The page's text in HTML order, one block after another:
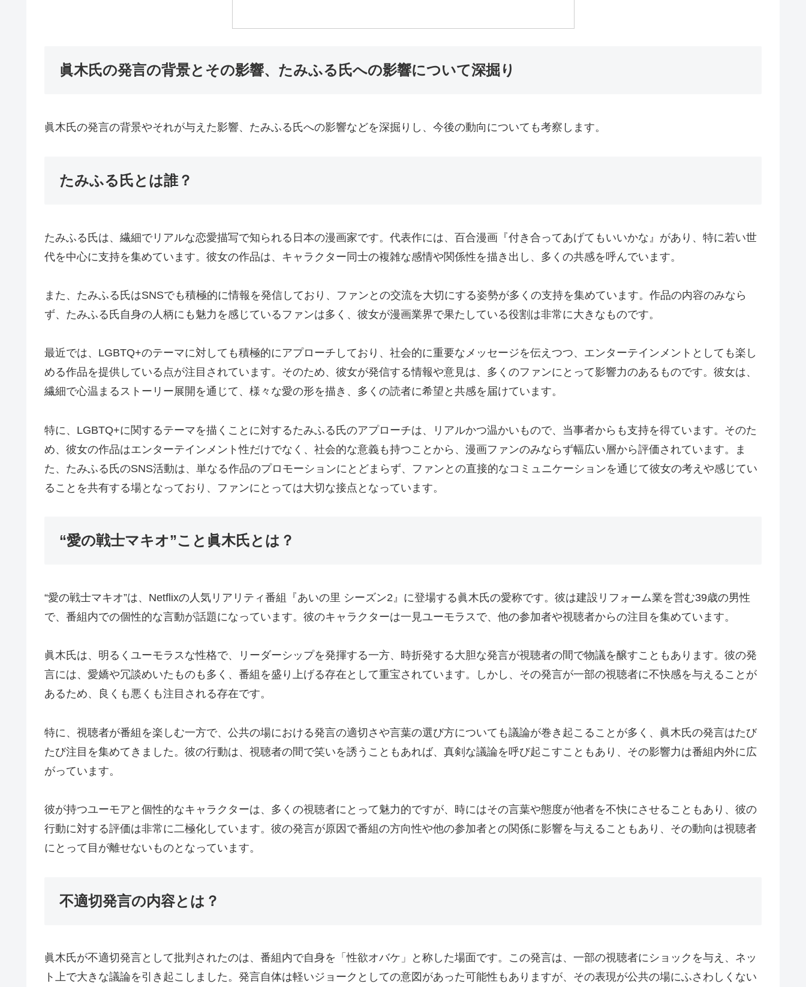
眞木氏の発言の背景とその影響、たみふる氏への影響について深掘り
眞木氏の発言の背景やそれが与えた影響、たみふる氏への影響などを深掘りし、今後の動向についても考察します。
たみふる氏とは誰？
たみふる氏は、繊細でリアルな恋愛描写で知られる日本の漫画家です。代表作には、百合漫画『付き合ってあげてもいいかな』があり、特に若い世
代を中心に支持を集めています。彼女の作品は、キャラクター同士の複雑な感情や関係性を描き出し、多くの共感を呼んでいます。
また、たみふる氏はSNSでも積極的に情報を発信しており、ファンとの交流を大切にする姿勢が多くの支持を集めています。作品の内容のみなら
ず、たみふる氏自身の人柄にも魅力を感じているファンは多く、彼女が漫画業界で果たしている役割は非常に大きなものです。
最近では、LGBTQ+のテーマに対しても積極的にアプローチしており、社会的に重要なメッセージを伝えつつ、エンターテインメントとしても楽し
める作品を提供している点が注目されています。そのため、彼女が発信する情報や意見は、多くのファンにとって影響力のあるものです。彼女は、
繊細で心温まるストーリー展開を通じて、様々な愛の形を描き、多くの読者に希望と共感を届けています。
特に、LGBTQ+に関するテーマを描くことに対するたみふる氏のアプローチは、リアルかつ温かいもので、当事者からも支持を得ています。そのた
め、彼女の作品はエンターテインメント性だけでなく、社会的な意義も持つことから、漫画ファンのみならず幅広い層から評価されています。ま
た、たみふる氏のSNS活動は、単なる作品のプロモーションにとどまらず、ファンとの直接的なコミュニケーションを通じて彼女の考えや感じてい
ることを共有する場となっており、ファンにとっては大切な接点となっています。
“愛の戦士マキオ”こと眞木氏とは？
“愛の戦士マキオ”は、Netflixの人気リアリティ番組『あいの里 シーズン2』に登場する眞木氏の愛称です。彼は建設リフォーム業を営む39歳の男性
で、番組内での個性的な言動が話題になっています。彼のキャラクターは一見ユーモラスで、他の参加者や視聴者からの注目を集めています。
眞木氏は、明るくユーモラスな性格で、リーダーシップを発揮する一方、時折発する大胆な発言が視聴者の間で物議を醸すこともあります。彼の発
言には、愛嬌や冗談めいたものも多く、番組を盛り上げる存在として重宝されています。しかし、その発言が一部の視聴者に不快感を与えることが
あるため、良くも悪くも注目される存在です。
特に、視聴者が番組を楽しむ一方で、公共の場における発言の適切さや言葉の選び方についても議論が巻き起こることが多く、眞木氏の発言はたび
たび注目を集めてきました。彼の行動は、視聴者の間で笑いを誘うこともあれば、真剣な議論を呼び起こすこともあり、その影響力は番組内外に広
がっています。
彼が持つユーモアと個性的なキャラクターは、多くの視聴者にとって魅力的ですが、時にはその言葉や態度が他者を不快にさせることもあり、彼の
行動に対する評価は非常に二極化しています。彼の発言が原因で番組の方向性や他の参加者との関係に影響を与えることもあり、その動向は視聴者
にとって目が離せないものとなっています。
不適切発言の内容とは？
眞木氏が不適切発言として批判されたのは、番組内で自身を「性欲オバケ」と称した場面です。この発言は、一部の視聴者にショックを与え、ネッ
ト上で大きな議論を引き起こしました。発言自体は軽いジョークとしての意図があった可能性もありますが、その表現が公共の場にふさわしくない